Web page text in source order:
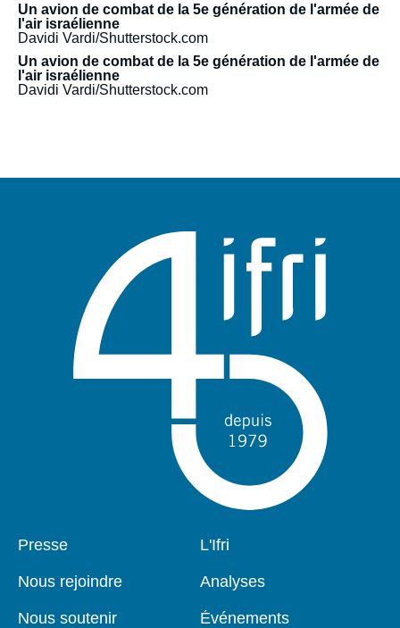
Un avion de combat de la 5e génération de l'armée de
l'air israélienne
Davidi Vardi/Shutterstock.com
Un avion de combat de la 5e génération de l'armée de
l'air israélienne
Davidi Vardi/Shutterstock.com
Pied
Presse
Nous rejoindre
Nous soutenir
Navigation
L'Ifri
Analyses
Événements